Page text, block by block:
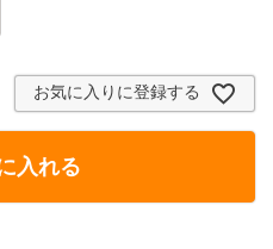
お気に入りに登録する
入れる